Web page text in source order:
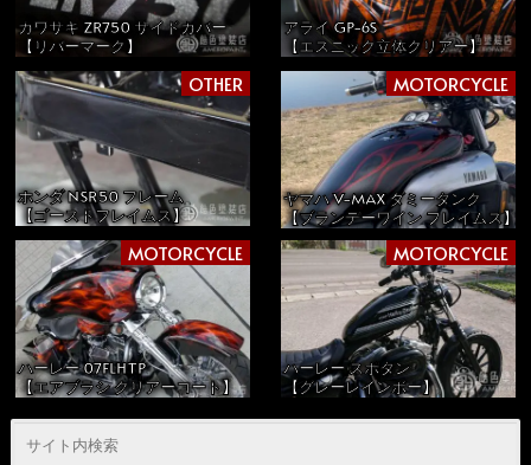
カワサキ ZR750 サイドカバー
【リバーマーク】
アライ GP-6S
【エスニック立体クリアー】
OTHER
ホンダ NSR50 フレーム
【ゴーストフレイムス】
MOTORCYCLE
ヤマハ V-MAX ダミータンク
【ブランデーワイン フレイムス】
MOTORCYCLE
ハーレー 07FLHTP
【エアブラシ クリアーコート】
MOTORCYCLE
ハーレー スポタン
【グレーレインボー】